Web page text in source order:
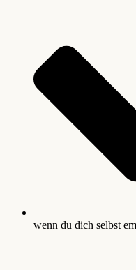
wenn du dich selbst